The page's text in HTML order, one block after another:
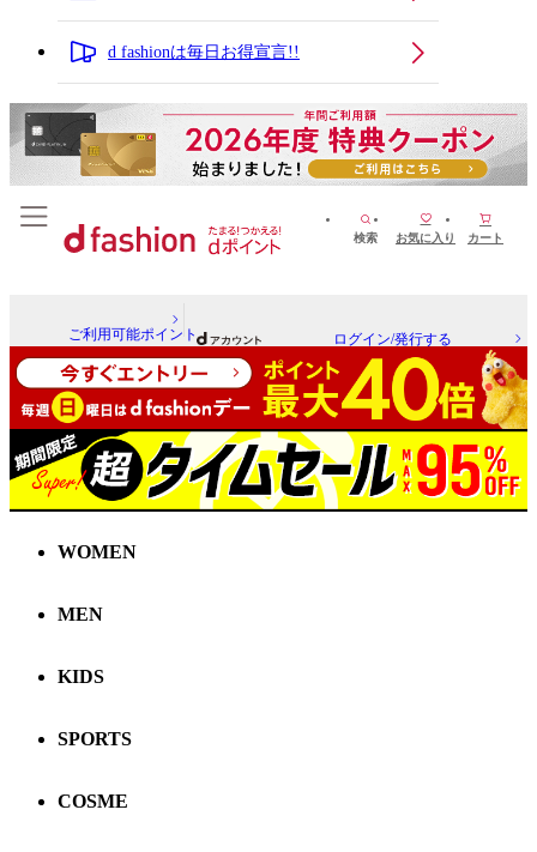
d fashionは毎日お得宣言!!
検索 お気に入り カート
ご利用可能ポイント ログイン/発行する
WOMEN
MEN
KIDS
SPORTS
COSME